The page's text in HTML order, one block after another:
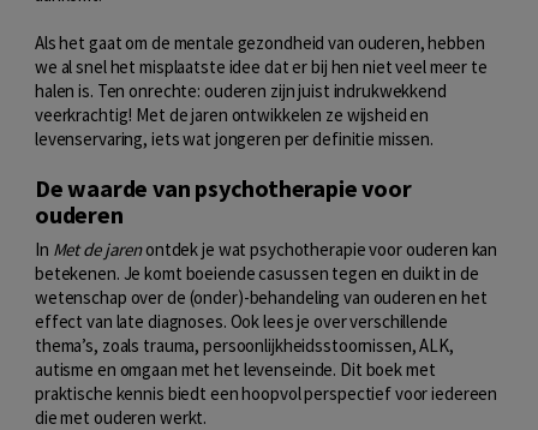
Als het gaat om de mentale gezondheid van ouderen, hebben
we al snel het misplaatste idee dat er bij hen niet veel meer te
halen is. Ten onrechte: ouderen zijn juist indrukwekkend
veerkrachtig! Met de jaren ontwikkelen ze wijsheid en
levenservaring, iets wat jongeren per definitie missen.
De waarde van psychotherapie voor
ouderen
In Met de jarenontdek je wat psychotherapie voor ouderen kan
betekenen. Je komt boeiende casussen tegen en duikt in de
wetenschap over de (onder)-behandeling van ouderen en het
effect van late diagnoses. Ook lees je over verschillende
thema’s, zoals trauma, persoonlijkheidsstoornissen, ALK,
autisme en omgaan met het levenseinde. Dit boek met
praktische kennis biedt een hoopvol perspectief voor iedereen
die met ouderen werkt.